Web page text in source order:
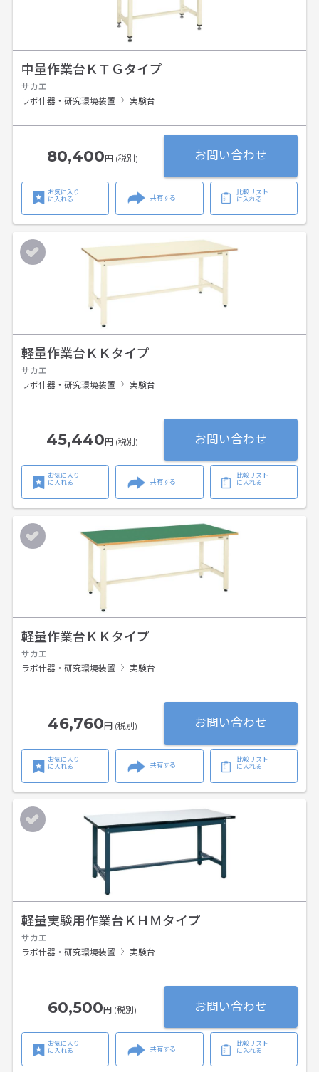
中量作業台ＫＴＧタイプ
サカエ
ラボ什器・研究環境装置
実験台
80,400円 (税別) お問い合わせ
お気に入り
に入れる
共有する
比較リスト
に入れる
軽量作業台ＫＫタイプ
サカエ
ラボ什器・研究環境装置
実験台
45,440円 (税別) お問い合わせ
お気に入り
に入れる
共有する
比較リスト
に入れる
軽量作業台ＫＫタイプ
サカエ
ラボ什器・研究環境装置
実験台
46,760円 (税別) お問い合わせ
お気に入り
に入れる
共有する
比較リスト
に入れる
軽量実験用作業台ＫＨＭタイプ
サカエ
ラボ什器・研究環境装置
実験台
60,500円 (税別) お問い合わせ
お気に入り
に入れる
共有する
比較リスト
に入れる